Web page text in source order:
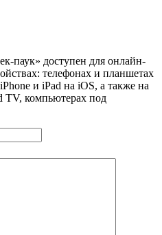
паук» доступен для онлайн-
телефонах и планшетах
и iPad на iOS, а также на
TV, компьютерах под